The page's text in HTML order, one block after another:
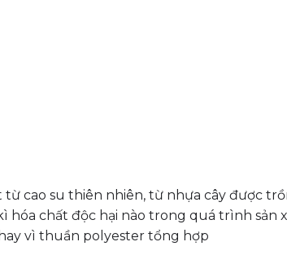
cao su thiên nhiên, từ nhựa cây được
chất độc hại nào trong quá trình sản
vì thuần polyester tổng hợp